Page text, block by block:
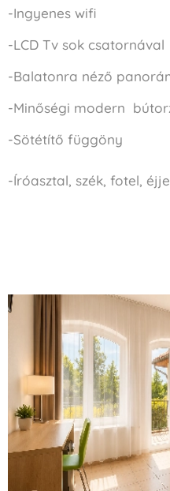
-Ingyenes wifi
-LCD Tv sok csatornával
-Balatonra néző
-Minőségi modern
-Sötétítő függöny
-Íróasztal, szék, fotel,